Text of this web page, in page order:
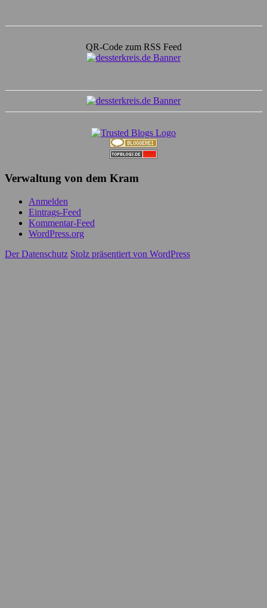
QR-Code zum RSS Feed
Verwaltung von dem Kram
Anmelden
Eintrags-Feed
Kommentar-Feed
WordPress.org
Der Datenschutz Stolz präsentiert von WordPress